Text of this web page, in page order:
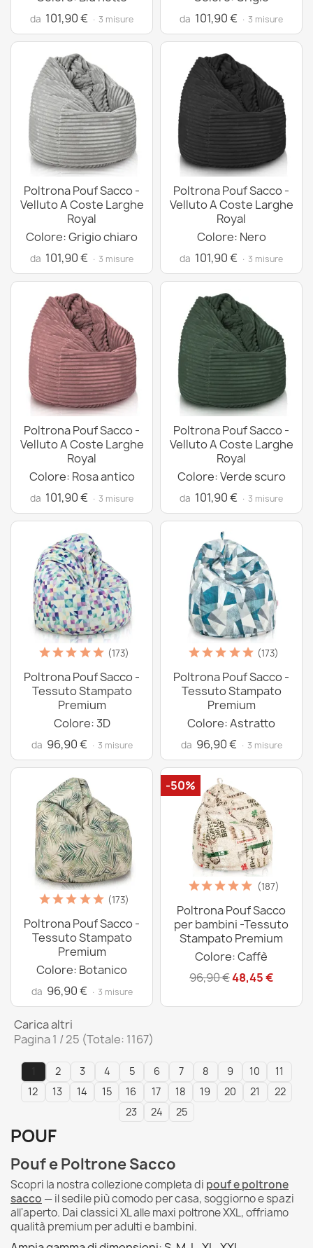
da 101,90 € · 3 misure da 101,90 € · 3 misure
Poltrona Pouf Sacco -
Velluto A Coste Larghe
Royal
Colore: Grigio chiaro
da 101,90 € · 3 misure
Poltrona Pouf Sacco -
Velluto A Coste Larghe
Royal
Colore: Nero
da 101,90 € · 3 misure
Poltrona Pouf Sacco -
Velluto A Coste Larghe
Royal
Colore: Rosa antico
da 101,90 € · 3 misure
Poltrona Pouf Sacco -
Velluto A Coste Larghe
Royal
Colore: Verde scuro
da 101,90 € · 3 misure
(173)
Poltrona Pouf Sacco -
Tessuto Stampato
Premium
Colore: 3D
da 96,90 € · 3 misure
(173)
Poltrona Pouf Sacco -
Tessuto Stampato
Premium
Colore: Astratto
da 96,90 € · 3 misure
(173)
Poltrona Pouf Sacco -
Tessuto Stampato
Premium
Colore: Botanico
da 96,90 € · 3 misure
(187)
Poltrona Pouf Sacco
per bambini -Tessuto
Stampato Premium
Colore: Caffè
96,90 €48,45 €
-50%
Carica altri
Pagina 1 / 25 (Totale: 1167)
2 3 4 5 6 7 8 9 10
11
12
13 14 15 16 17 18 19 20 21
22
23
24 25
POUF
Pouf e Poltrone Sacco
Scopri la nostra collezione completa di pouf e poltrone
sacco — il sedile più comodo per casa, soggiorno e spazi
all'aperto. Dai classici XL alle maxi poltrone XXL, offriamo
qualità premium per adulti e bambini.